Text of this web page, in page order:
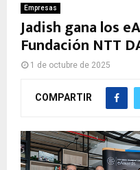
Empresas
Jadish gana los
Fundación NTT
1 de octubre de 2025
COMPARTIR